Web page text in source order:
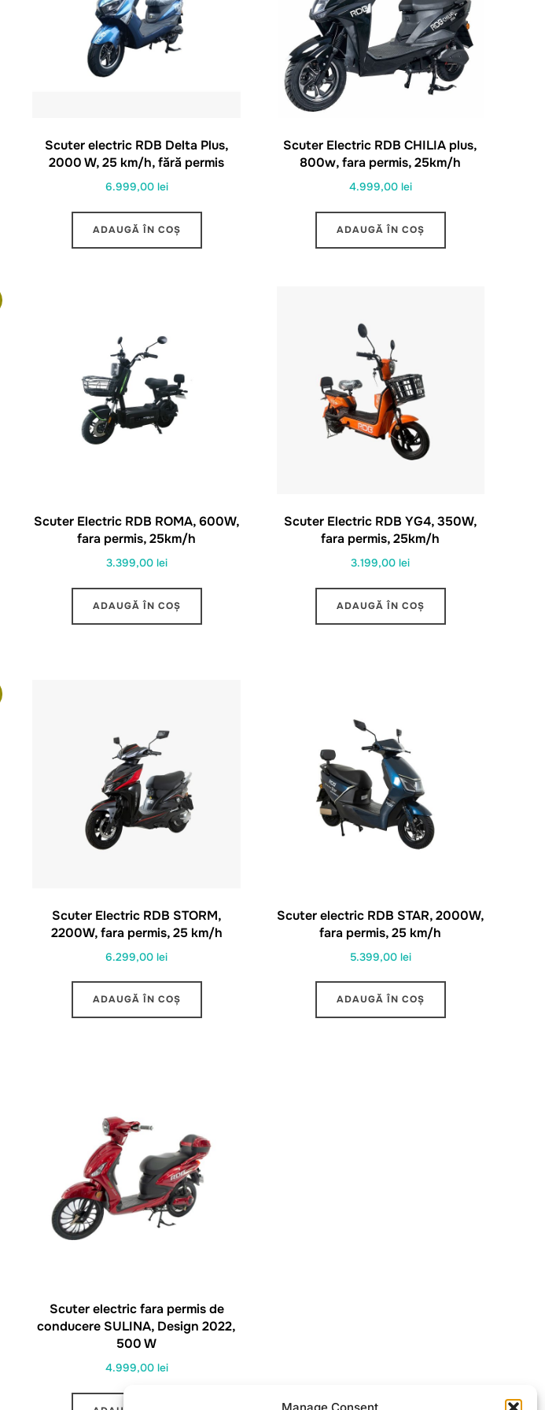
Scuter electric RDB Delta Plus,
2000 W, 25 km/h, fără permis
6.999,00 lei
ADAUGĂ ÎN COȘ
Scuter Electric RDB CHILIA plus,
800w, fara permis, 25km/h
4.999,00 lei
ADAUGĂ ÎN COȘ
Scuter Electric RDB ROMA, 600W,
fara permis, 25km/h
3.399,00 lei
ADAUGĂ ÎN COȘ
Scuter Electric RDB YG4, 350W,
fara permis, 25km/h
3.199,00lei
ADAUGĂ ÎN COȘ
Scuter Electric RDB STORM,
2200W, fara permis, 25 km/h
6.299,00lei
ADAUGĂ ÎN COȘ
Scuter electric RDB STAR, 2000W,
fara permis, 25 km/h
5.399,00 lei
ADAUGĂ ÎN COȘ
Scuter electric fara permis de
conducere SULINA, Design 2022,
500 W
4.999,00 lei